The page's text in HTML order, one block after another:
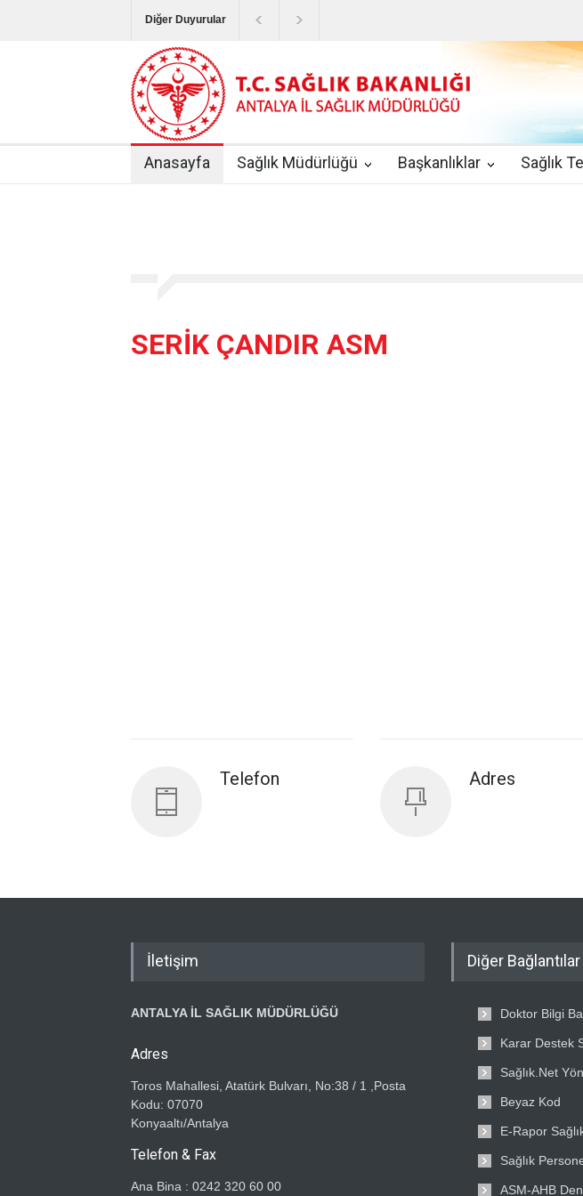
Diğer Duyurular
Bayram Tatilinde Sağlık Hizmetlerinin Sunumu 2019 YILI
Terapötik Aferez Merkezleri ve Üniteleri Hakkında Yönetmelik
Yoğun Bakım Servislerinde Hasta Ziyareti Uygulamaları
Anasayfa Sağlık Müdürlüğü Başkanlıklar Sağlık
SERİK ÇANDIR ASM
Telefon Adres
İletişim
ANTALYA İL SAĞLIK MÜDÜRLÜĞÜ
Adres
Toros Mahallesi, Atatürk Bulvarı, No:38 / 1 ,Posta
Kodu: 07070
Konyaaltı/Antalya
Telefon & Fax
Ana Bina : 0242 320 60 00
Diğer Bağlantılar
Doktor Bilgi
Karar Destek
Sağlık.Net
Beyaz Kod
E-Rapor
Sağlık
ASM-AHB